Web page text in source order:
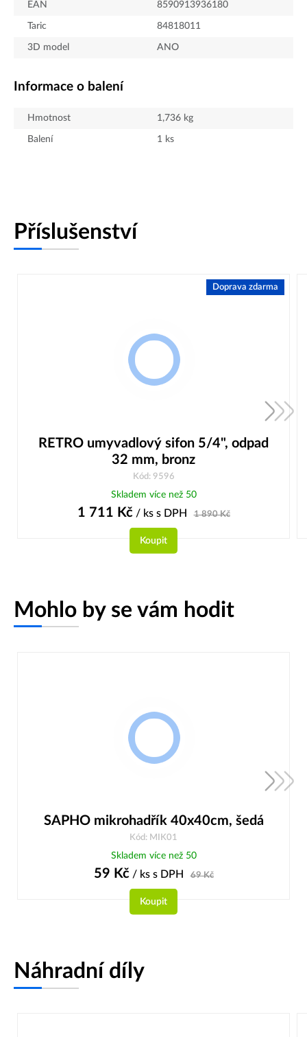
EAN 8590913936180
Taric 84818011
3D model ANO
Informace o balení
Hmotnost 1,736 kg
Balení 1 ks
Příslušenství
Doprava zdarma
RETRO umyvadlový sifon 5/4", odpad
32 mm, bronz
Kód: 9596
Skladem více než 50
1 711 Kč/ ks s DPH 1 890Kč
Koupit
Mohlo by se vám hodit
SAPHO mikrohadřík 40x40cm, šedá
Kód: MIK01
Skladem více než 50
59 Kč/ ks s DPH 69Kč
Koupit
Náhradní díly